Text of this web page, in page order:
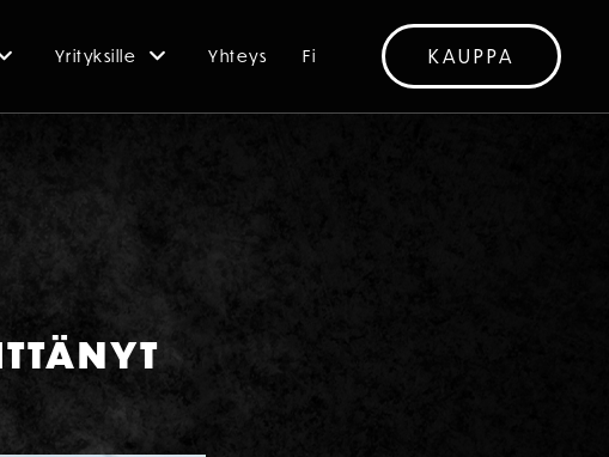
Yrityksille Yhteys Fi KAUPPA